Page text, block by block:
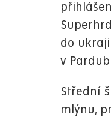
do
v
Střední
mlýnu,